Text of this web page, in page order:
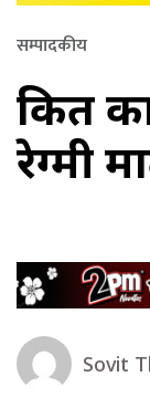
सम्पादकीय
किर्ते
रेग्मी
Sovit